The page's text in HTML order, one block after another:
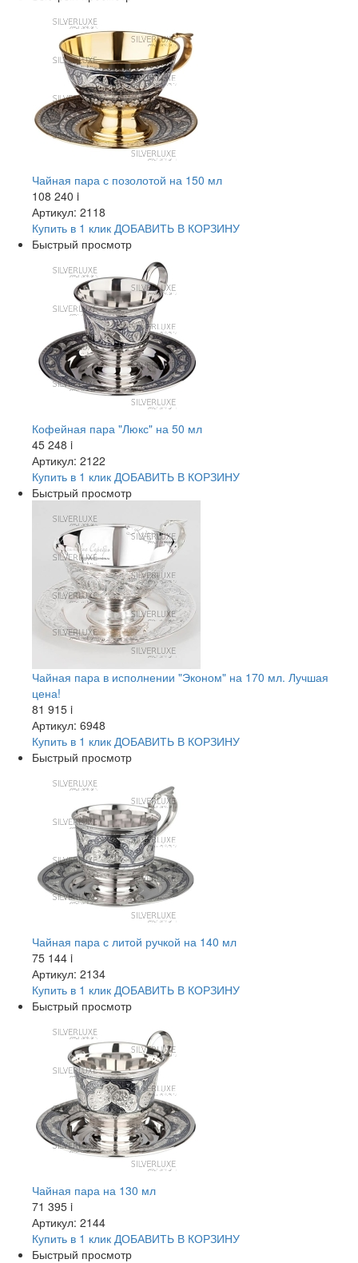
Чайная пара с позолотой на 150 мл
108 240 i
Артикул: 2118
Купить в 1 клик ДОБАВИТЬ В КОРЗИНУ
Быстрый просмотр
Кофейная пара "Люкс" на 50 мл
45 248 i
Артикул: 2122
Купить в 1 клик ДОБАВИТЬ В КОРЗИНУ
Быстрый просмотр
Чайная пара в исполнении "Эконом" на 170 мл. Лучшая
цена!
81 915 i
Артикул: 6948
Купить в 1 клик ДОБАВИТЬ В КОРЗИНУ
Быстрый просмотр
Чайная пара с литой ручкой на 140 мл
75 144 i
Артикул: 2134
Купить в 1 клик ДОБАВИТЬ В КОРЗИНУ
Быстрый просмотр
Чайная пара на 130 мл
71 395 i
Артикул: 2144
Купить в 1 клик ДОБАВИТЬ В КОРЗИНУ
Быстрый просмотр